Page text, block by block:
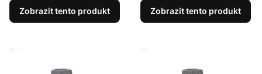
Zobrazit tento produkt Zobrazit tento produkt